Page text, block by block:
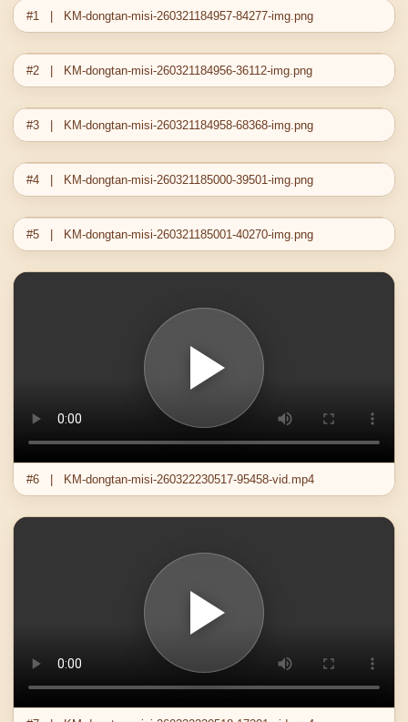
#1 | KM-dongtan-misi-260321184957-84277-img.png
#2 | KM-dongtan-misi-260321184956-36112-img.png
#3 | KM-dongtan-misi-260321184958-68368-img.png
#4 | KM-dongtan-misi-260321185000-39501-img.png
#5 | KM-dongtan-misi-260321185001-40270-img.png
#6 | KM-dongtan-misi-260322230517-95458-vid.mp4